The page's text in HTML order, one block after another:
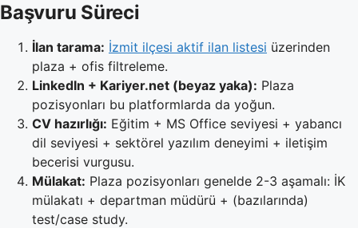
Başvuru Süreci
İlan tarama: İzmit ilçesi aktif ilan listesi üzerinden
plaza + ofis filtreleme.
LinkedIn + Kariyer.net (beyaz yaka): Plaza
pozisyonları bu platformlarda da yoğun.
CV hazırlığı: Eğitim + MS Office seviyesi + yabancı
dil seviyesi + sektörel yazılım deneyimi + iletişim
becerisi vurgusu.
Mülakat: Plaza pozisyonları genelde 2-3 aşamalı: İK
mülakatı + departman müdürü + (bazılarında)
test/case study.